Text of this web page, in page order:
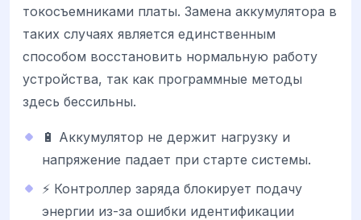
токосъемниками платы. Замена аккумулятора в
таких случаях является единственным
способом восстановить нормальную работу
устройства, так как программные методы
здесь бессильны.
🔋 Аккумулятор не держит нагрузку и
напряжение падает при старте системы.
⚡ Контроллер заряда блокирует подачу
энергии из-за ошибки идентификации